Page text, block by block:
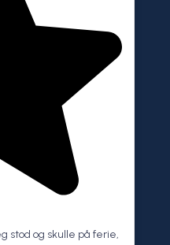
stod og skulle på ferie,